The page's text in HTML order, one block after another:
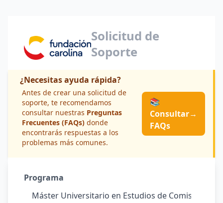
Solicitud de
Soporte
¿Necesitas ayuda rápida?
Antes de crear una solicitud de
soporte, te recomendamos
consultar nuestras Preguntas
Frecuentes (FAQs) donde
encontrarás respuestas a los
problemas más comunes.
📚
Consultar
FAQs
→
Programa